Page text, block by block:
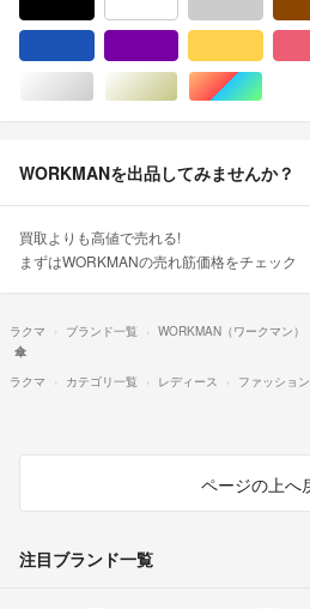
シルバー/銀色系ゴールド/金色系マルチ
WORKMANを出品してみませんか？
買取よりも高値で売れる!
まずはWORKMANの売れ筋価格をチェック
ラクマ ブランド一覧 WORKMAN（ワークマン）
傘
ラクマ
カテゴリ一覧 レディース ファッショ
ページの上へ
注目ブランド一覧